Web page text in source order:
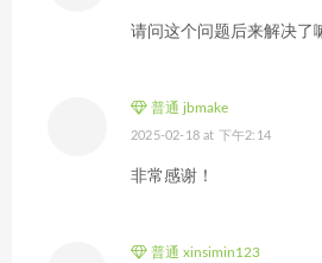
请问这个问题后来解决了
普通 jbmake
2025-02-18 at 下午2:14
非常感谢！
普通 xinsimin123